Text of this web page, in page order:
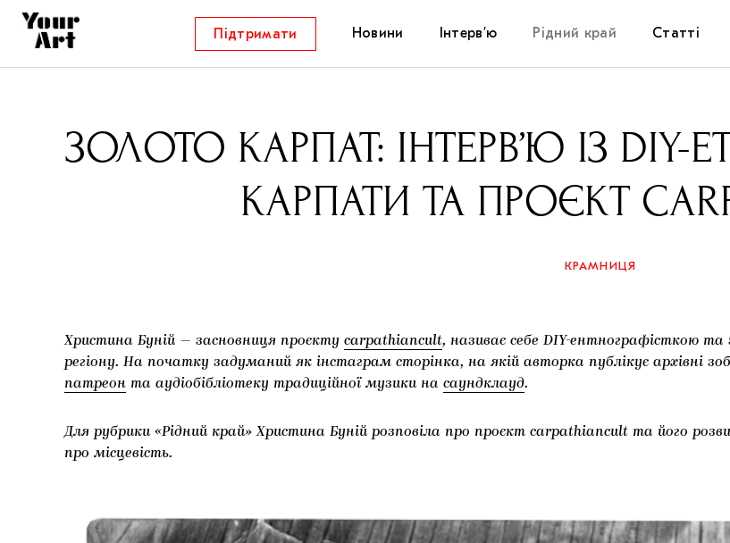
Підтримати Новини Інтерв’ю
Куратори
Архітектура
Рідний край
Самоорганізації
Освіта
Галереї
Статті
Коментарі
Історії
ЗОЛОТО КАРПАТ: ІНТЕРВ’Ю ІЗ
КАРПАТИ ТА ПРОЄКТ
КРАМНИЦЯ
Христина Буній — засновниця проєкту сarpathiancult, називає себе DIY-ентнографісткою
регіону. На початку задуманий як інстаграм сторінка, на якій авторка публікує архівні
патреон та аудіобібліотеку традиційної музики на саундклауд.
Для рубрики «Рідний край» Христина Буній розповіла про проєкт carpathiancult та його
про місцевість.